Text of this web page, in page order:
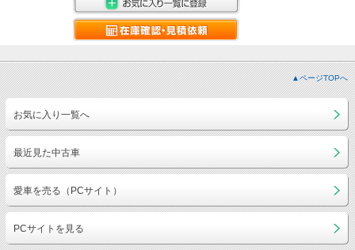
▲ページTOPへ
お気に入り一覧へ
最近見た中古車
愛車を売る（PCサイト）
PCサイトを見る